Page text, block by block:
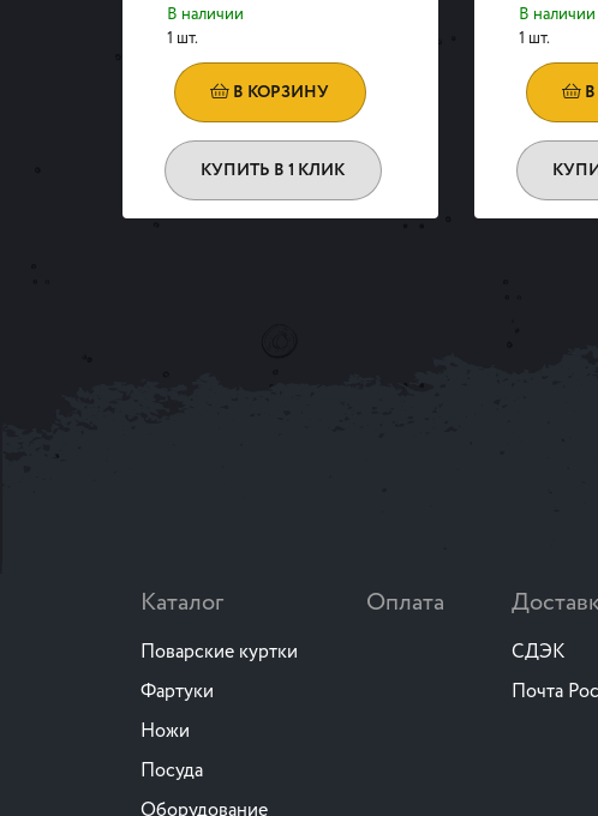
В наличии
1 шт.
В КОРЗИНУ
КУПИТЬ В 1 КЛИК
В наличии
1 шт.
В
Каталог
Поварские куртки
Фартуки
Ножи
Посуда
Оборудование
Оплата
СДЭК
Почта